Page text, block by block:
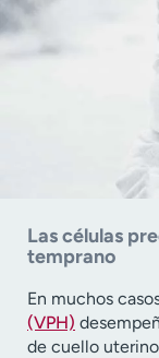
Las células
temprano
En muchos
(VPH)
de cuello